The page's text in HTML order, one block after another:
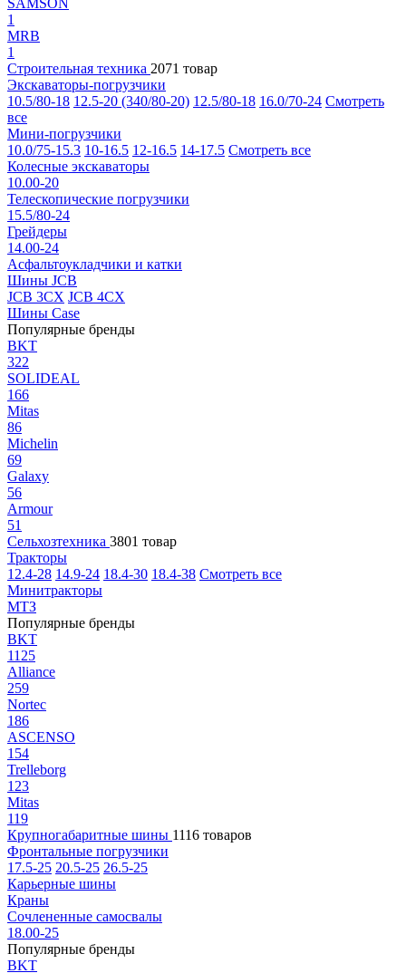
SAMSON
1
MRB
1
Строительная техника 2071 товар
Экскаваторы-погрузчики
10.5/80-18 12.5-20 (340/80-20) 12.5/80-18 16.0/70-24 Смотреть
все
Мини-погрузчики
10.0/75-15.3 10-16.5 12-16.5 14-17.5 Смотреть все
Колесные экскаваторы
10.00-20
Телескопические погрузчики
15.5/80-24
Грейдеры
14.00-24
Асфальтоукладчики и катки
Шины JCB
JCB 3CX JCB 4CX
Шины Case
Популярные бренды
BKT
322
SOLIDEAL
166
Mitas
86
Michelin
69
Galaxy
56
Armour
51
Сельхозтехника 3801 товар
Тракторы
12.4-28 14.9-24 18.4-30 18.4-38 Смотреть все
Минитракторы
МТЗ
Популярные бренды
BKT
1125
Alliance
259
Nortec
186
ASCENSO
154
Trelleborg
123
Mitas
119
Крупногабаритные шины 1116 товаров
Фронтальные погрузчики
17.5-25 20.5-25 26.5-25
Карьерные шины
Краны
Сочлененные самосвалы
18.00-25
Популярные бренды
BKT